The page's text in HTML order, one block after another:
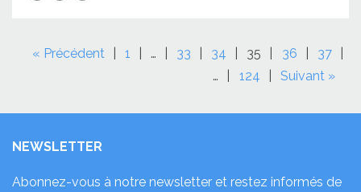
« Précédent 1 … 33 34 35 36
37
…
124 Suivant »
NEWSLETTER
Abonnez-vous à notre newsletter et restez informés de